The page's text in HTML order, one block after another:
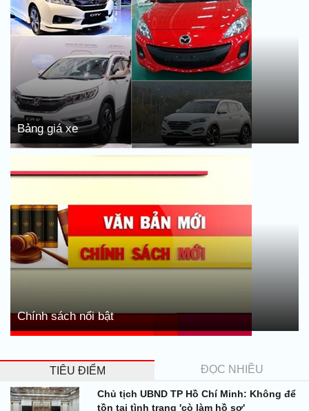
Bảng giá xe
Chính sách nổi bật
TIÊU ĐIỂM ĐỌC NHIỀU
Chủ tịch UBND TP Hồ Chí Minh: Không để
tồn tại tình trạng 'cò làm hồ sơ'